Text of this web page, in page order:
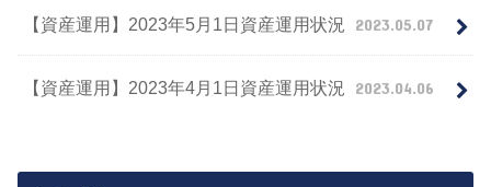
【資産運用】2023年5月1日資産運用状況 2023.05.07
【資産運用】2023年4月1日資産運用状況 2023.04.06